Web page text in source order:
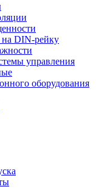
DIN-рейку
управления
оборудования